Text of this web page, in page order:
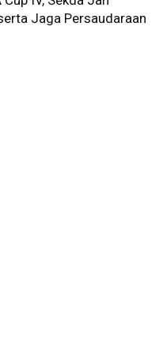
Jaga Persaudaraan